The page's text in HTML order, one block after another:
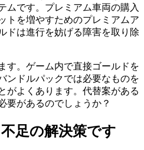
ムです。プレミアム車両の購入
トを増やすためのプレミアムア
ドは進行を妨げる障害を取り除
す。ゲーム内で直接ゴールドを
ンドルパックでは必要なものを
がよくあります。代替案がある
要があるのでしょうか？
足の解決策です